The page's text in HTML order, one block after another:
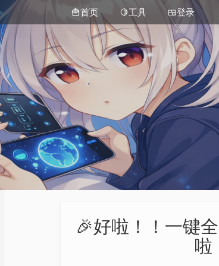
🍟首页 🍋工具 🍱登录
🎉好啦！！一键
啦